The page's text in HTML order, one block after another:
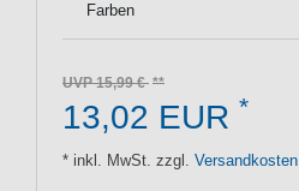
Farben
UVP 15,99 €
13,02 EUR *
* inkl. MwSt. zzgl. Versandkosten